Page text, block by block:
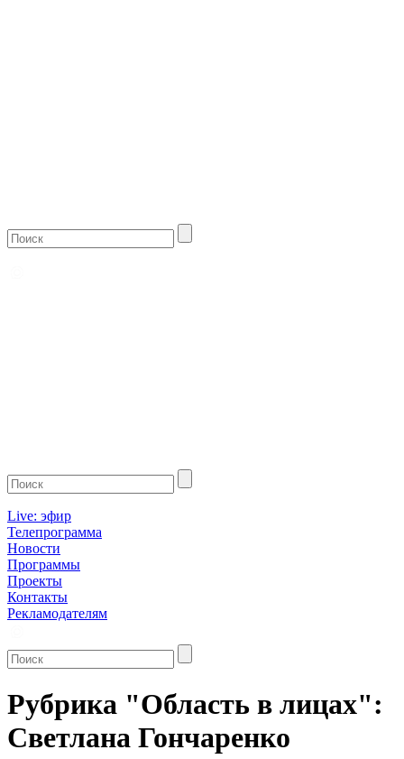
Live: эфир
Телепрограмма
Новости
Программы
Проекты
Контакты
Рекламодателям
Рубрика "Область в лицах":
Светлана Гончаренко